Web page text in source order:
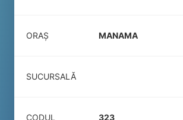
ORAȘ MANAMA
SUCURSALĂ
CODUL
323